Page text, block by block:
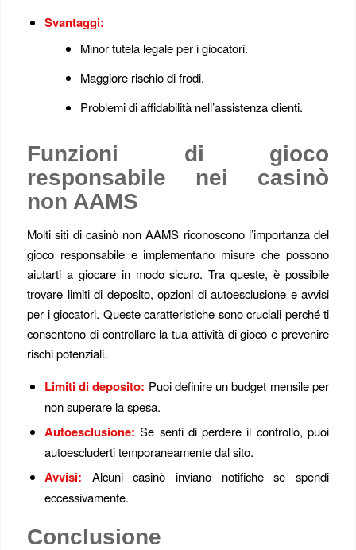
Svantaggi:
Minor tutela legale per i giocatori.
Maggiore rischio di frodi.
Problemi di affidabilità nell’assistenza clienti.
Funzioni di gioco
responsabile nei casinò
non AAMS
Molti siti di casinò non AAMS riconoscono l’importanza del
gioco responsabile e implementano misure che possono
aiutarti a giocare in modo sicuro. Tra queste, è possibile
trovare limiti di deposito, opzioni di autoesclusione e avvisi
per i giocatori. Queste caratteristiche sono cruciali perché ti
consentono di controllare la tua attività di gioco e prevenire
rischi potenziali.
Limiti di deposito: Puoi definire un budget mensile per
non superare la spesa.
Autoesclusione: Se senti di perdere il controllo, puoi
autoescluderti temporaneamente dal sito.
Avvisi: Alcuni casinò inviano notifiche se spendi
eccessivamente.
Conclusione